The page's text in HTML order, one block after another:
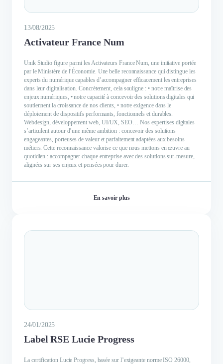
13/08/2025
Activateur France Num
Unik Studio figure parmi les Activateurs France Num, une initiative portée
par le Ministère de l’Économie. Une belle reconnaissance qui distingue les
experts du numérique capables d’accompagner efficacement les entreprises
dans leur digitalisation. Concrètement, cela souligne : • notre maîtrise des
enjeux numériques, • notre capacité à concevoir des solutions digitales qui
soutiennent la croissance de nos clients, • notre exigence dans le
déploiement de dispositifs performants, fonctionnels et durables.
Webdesign, développement web, UI/UX, SEO… Nos expertises digitales
s’articulent autour d’une même ambition : concevoir des solutions
engageantes, porteuses de valeur et parfaitement adaptées aux besoins
métiers. Cette reconnaissance valorise ce que nous mettons en œuvre au
quotidien : accompagner chaque entreprise avec des solutions sur-mesure,
alignées sur ses enjeux et pensées pour durer.
En savoir plus
24/01/2025
Label RSE Lucie Progress
La certification Lucie Progress, basée sur l’exigeante norme ISO 26000,